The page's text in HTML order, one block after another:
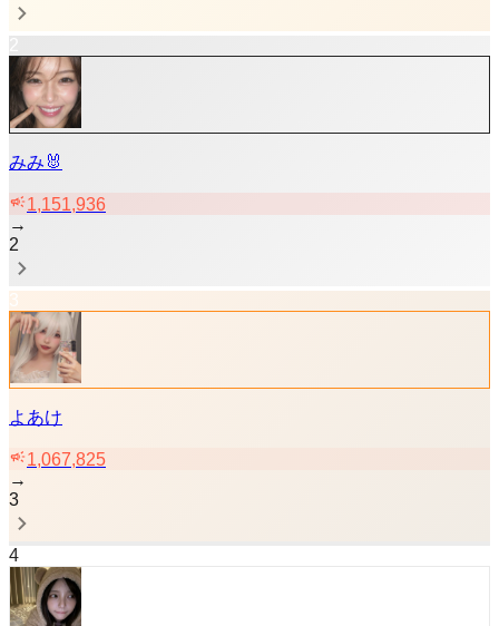
みみ🐰
1,151,936
→
2
3
よあけ
1,067,825
→
3
4